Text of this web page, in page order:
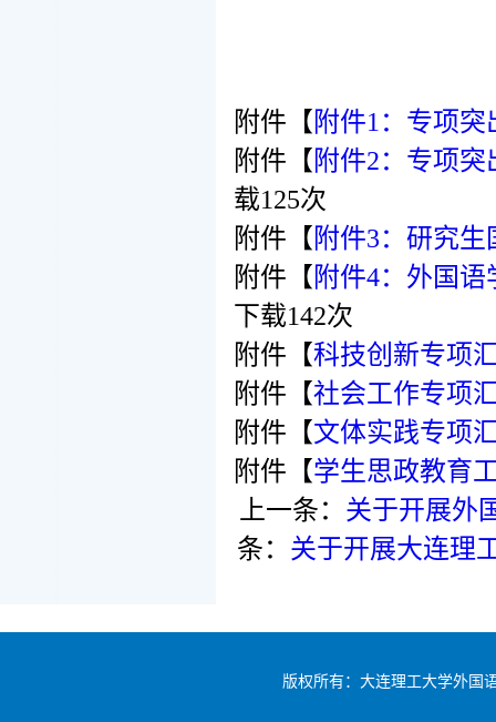
附件【 附件1：专项
附件【 附件2：专项
载125次
附件【 附件3：研究
附件【 附件4：外国
下载142次
附件【科技创新专项
附件【社会工作专项
附件【文体实践专项
附件【学生思政教育
上一条： 关于开展外
条： 关于开展大连理
版权所有：大连理工大学外国